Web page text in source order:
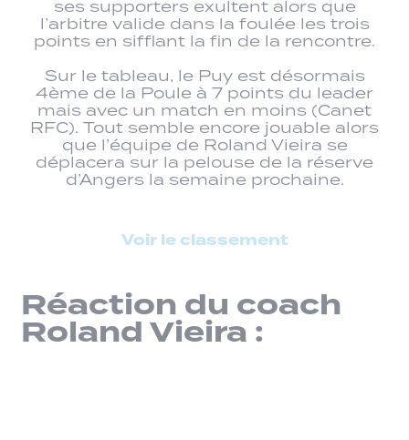
ses supporters exultent alors que
l’arbitre valide dans la foulée les trois
points en sifflant la fin de la rencontre.
Sur le tableau, le Puy est désormais
4ème de la Poule à 7 points du leader
mais avec un match en moins (Canet
RFC). Tout semble encore jouable alors
que l’équipe de Roland Vieira se
déplacera sur la pelouse de la réserve
d’Angers la semaine prochaine.
Voir le classement
Réaction du coach
Roland Vieira :